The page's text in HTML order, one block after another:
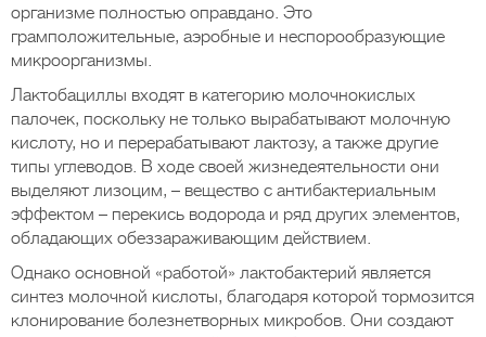
организме полностью оправдано. Это
грамположительные, аэробные и неспорообразующие
микроорганизмы.
Лактобациллы входят в категорию молочнокислых
палочек, поскольку не только вырабатывают молочную
кислоту, но и перерабатывают лактозу, а также другие
типы углеводов. В ходе своей жизнедеятельности они
выделяют лизоцим, – вещество с антибактериальным
эффектом – перекись водорода и ряд других элементов,
обладающих обеззараживающим действием.
Однако основной «работой» лактобактерий является
синтез молочной кислоты, благодаря которой тормозится
клонирование болезнетворных микробов. Они создают